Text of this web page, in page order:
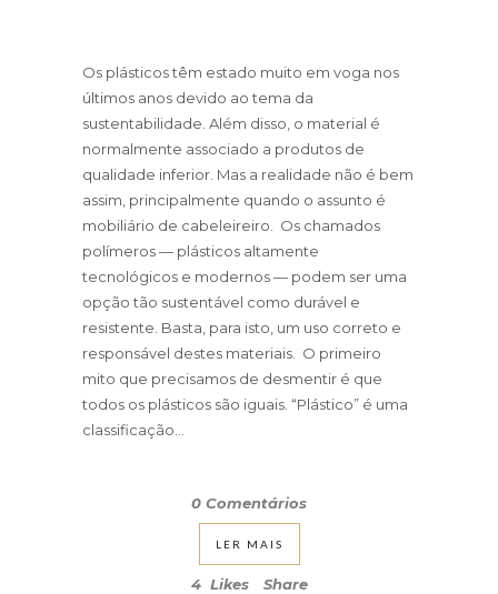
Os plásticos têm estado muito em voga nos
últimos anos devido ao tema da
sustentabilidade. Além disso, o material é
normalmente associado a produtos de
qualidade inferior. Mas a realidade não é bem
assim, principalmente quando o assunto é
mobiliário de cabeleireiro. Os chamados
polímeros — plásticos altamente
tecnológicos e modernos — podem ser uma
opção tão sustentável como durável e
resistente. Basta, para isto, um uso correto e
responsável destes materiais. O primeiro
mito que precisamos de desmentir é que
todos os plásticos são iguais. “Plástico” é uma
classificação...
0 Comentários
LER MAIS
4 Likes Share